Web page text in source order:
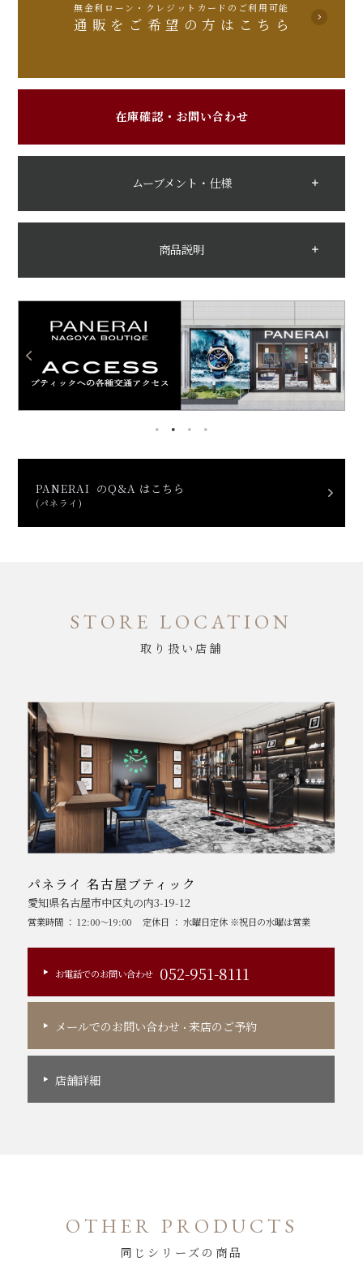
無金利ローン・クレジットカードのご利用可能
通販をご希望の方はこちら
在庫確認・お問い合わせ
ムーブメント・仕様
商品説明
PANERAI のQ&A はこちら
(パネライ)
STORE LOCATION
取り扱い店舗
パネライ 名古屋ブティック
愛知県名古屋市中区丸の内3-19-12
営業時間 ： 12:00～19:00 定休日 ： 水曜日定休 ※祝日の水曜は営業
お電話でのお問い合わせ 052-951-8111
メールでのお問い合わせ ・来店のご予約
店舗詳細
OTHER PRODUCTS
同じシリーズの商品